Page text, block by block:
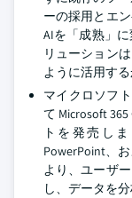
ーの採用とエ
AIを「成熟」
リューション
ように活用する
マイクロソフ
て Microsoft
トを発売しま
PowerPoint、
より、ユーザ
し、データを